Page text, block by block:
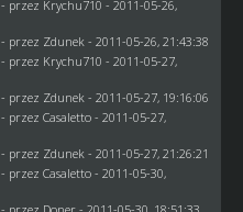
- przez Krychu710 - 2011-05-26,
- przez Zdunek - 2011-05-26, 21:43:38
- przez Krychu710 - 2011-05-27,
- przez Zdunek - 2011-05-27, 19:16:06
- przez Casaletto- 2011-05-27,
- przez Zdunek - 2011-05-27, 21:26:21
- przez Casaletto- 2011-05-30,